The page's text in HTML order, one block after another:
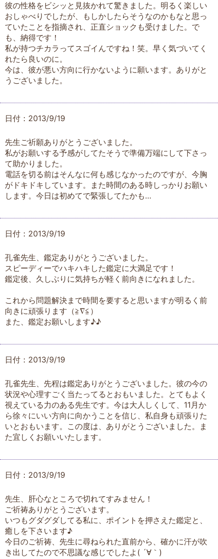
彼の性格をビシッと見抜かれて驚きました。明るく楽しい
おしゃべりでしたが、もしかしたらそうなのかもなと思っ
ていたことを指摘され、正直ショックも受けました。で
も、納得です！
私が持つチカラってスゴイんですね！笑。早く気づいてく
れたら良いのに。
今は、彼が悪い方向に行かないように願います。ありがと
うございました。
日付：2013/9/19
先生ご祈願ありがとうございました。
私がお願いする予感がしてたそうで準備万端にして下さっ
て助かりました。
電話を切る前はそんなに何も感じなかったのですが、今胸
がドキドキしています。また時間のある時しっかりお願い
します。今日は初めてで緊張してたかも…
日付：2013/9/19
孔雀先生、鑑定ありがとうございました。
スピーディーでハキハキした鑑定に大満足です！
鑑定後、久しぶりに気持ちが軽く前向きになれました。
これから問題解決まで時間を要すると思いますが明るく前
向きに頑張ります（≧∇≦）
また、鑑定お願いします♪♪
日付：2013/9/19
孔雀先生、先程は鑑定ありがとうございました。彼の今の
状況や心理すごく当たってるとおもいました。とてもよく
視えている力のある先生です。今は大人しくして、11月か
ら徐々にいい方向に向かうことを信じ、私自身も頑張りた
いとおもいます。この度は、ありがとうございました。ま
た宜しくお願いいたします。
日付：2013/9/19
先生、肝心なところで切れてすみません！
ご祈祷ありがとうございます。
いつもグダグダしてる私に、ポイントを押さえた鑑定と、
癒しを下さいます♪
今日のご祈祷、先生に尋ねられた直前から、確かに汗が吹
き出してたので不思議な感じでしたよ( ´∀｀)